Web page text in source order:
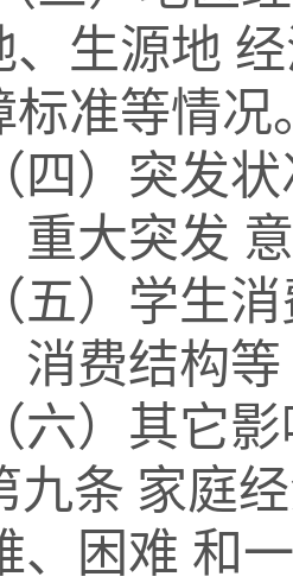
、生源地
标准等情况
（四）突发
重大突发
（五）学生
消费结构等
（六）其它
九条 家庭
、困难 和